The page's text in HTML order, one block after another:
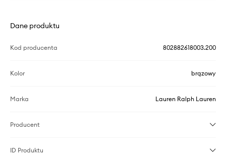
Dane produktu
Kod producenta 802882618003.200
Kolor brązowy
Marka Lauren Ralph Lauren
Producent
ID Produktu